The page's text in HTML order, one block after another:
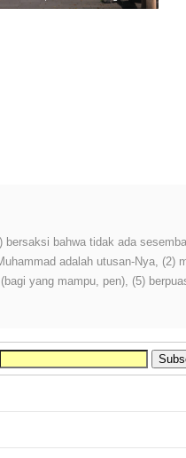
bahwa tidak ada
adalah utusan-Nya, (2)
yang mampu, pen), (5)